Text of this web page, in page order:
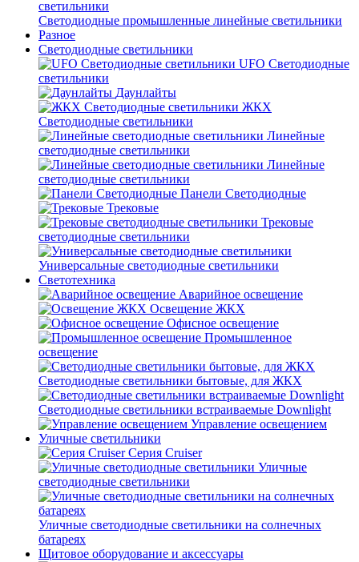
Светодиодные промышленные линейные светильники
Разное
Светодиодные светильники
UFO Светодиодные
светильники
Даунлайты
ЖКХ
Светодиодные светильники
Линейные
светодиодные светильники
Линейные
светодиодные светильники
Панели Светодиодные
Трековые
Трековые
светодиодные светильники
Универсальные светодиодные светильники
Светотехника
Аварийное освещение
Освещение ЖКХ
Офисное освещение
Промышленное
освещение
Светодиодные светильники бытовые, для ЖКХ
Светодиодные светильники встраиваемые Downlight
Управление освещением
Уличные светильники
Серия Cruiser
Уличные
светодиодные светильники
Уличные светодиодные светильники на солнечных
батареях
Щитовое оборудование и аксессуары